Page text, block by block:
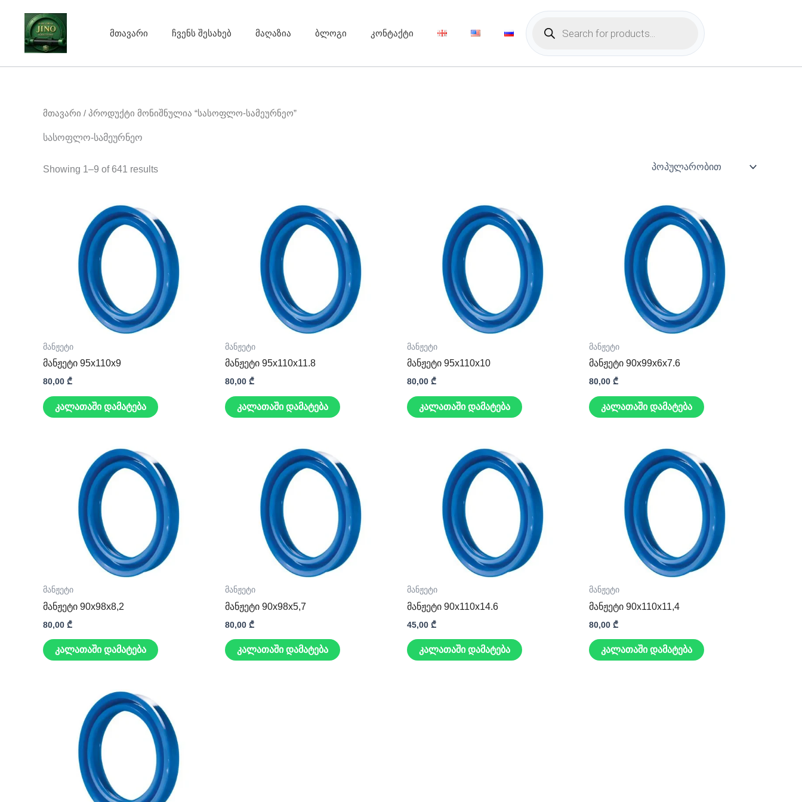
content
მთავარი ჩვენს შესახებ მაღაზია ბლოგი კონტაქტი
Products
search
მთავარი / პროდუქტი მონიშნულია “სასოფლო-სამეურნეო”
სასოფლო-სამეურნეო
Showing 1–9 of 641 results
rating
მანჟეტი
მანჟეტი 95x110x9
80,00 ₾
კალათაში დამატება
მანჟეტი
მანჟეტი 95x110x11.8
80,00 ₾
კალათაში დამატება
მანჟეტი
მანჟეტი 95x110x10
80,00 ₾
კალათაში დამატება
მანჟეტი
მანჟეტი 90x99x6x7.6
80,00 ₾
კალათაში დამატება
მანჟეტი
მანჟეტი 90x98x8,2
80,00 ₾
კალათაში დამატება
მანჟეტი
მანჟეტი 90x98x5,7
80,00 ₾
კალათაში დამატება
მანჟეტი
მანჟეტი 90x110x14.6
45,00 ₾
კალათაში დამატება
მანჟეტი
მანჟეტი 90x110x11,4
80,00 ₾
კალათაში დამატება